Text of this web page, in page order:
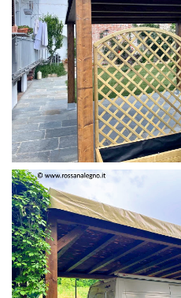
PERGOLA 4 X 3 COLOR MIRTO